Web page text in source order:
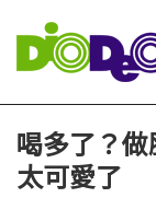
喝多了？
太可愛了